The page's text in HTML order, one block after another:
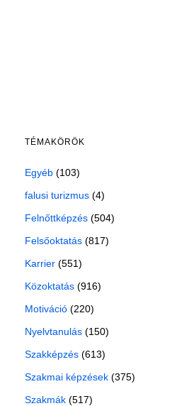
TÉMAKÖRÖK
Egyéb (103)
falusi turizmus (4)
Felnőttképzés (504)
Felsőoktatás (817)
Karrier (551)
Közoktatás (916)
Motiváció (220)
Nyelvtanulás (150)
Szakképzés (613)
Szakmai képzések (375)
Szakmák (517)